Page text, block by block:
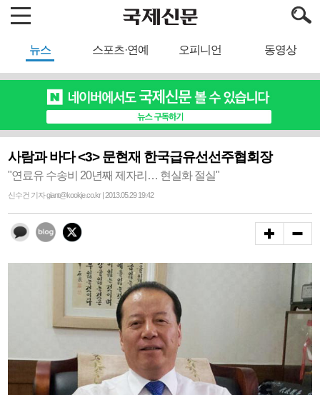
뉴스 스포츠·연예 오피니언 동영상
사람과 바다 <3> 문현재 한국급유선선주협회장
"연료유 수송비 20년째 제자리… 현실화 절실"
신수건 기자 giant@kookje.co.kr | 2013.05.29 19:42